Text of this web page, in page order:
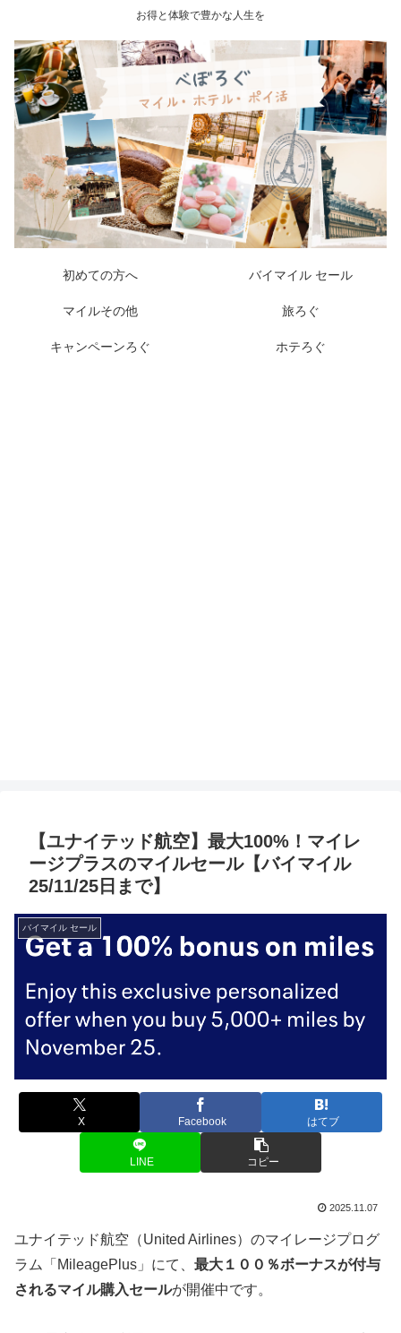
お得と体験で豊かな人生を
初めての方へ バイマイル セール
マイルその他 旅ろぐ
キャンペーンろぐ ホテろぐ
【ユナイテッド航空】最大100%！マイレ
ージプラスのマイルセール【バイマイル
25/11/25日まで】
バイマイル セール
X Facebook はてブ
LINE コピー
2025.11.07
ユナイテッド航空（United Airlines）のマイレージプログ
ラム「MileagePlus」にて、 最大１００％ボーナスが付与
されるマイル購入セールが開催中です。